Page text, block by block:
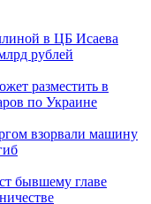
в ЦБ Исаева
рублей
разместить в
по Украине
взорвали машину
бывшему главе